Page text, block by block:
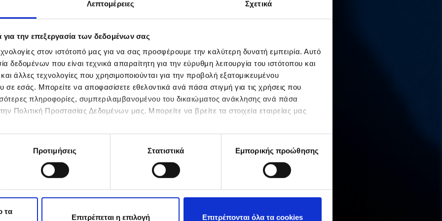
Λεπτομέρειες Σχετικά
για την επεξεργασία των δεδομένων σας
στον ιστότοπό μας για να σας προσφέρουμε την καλύτερη δυνατή εμπειρία. Αυτό
δεδομένων που είναι τεχνικά απαραίτητη για την εύρυθμη λειτουργία του ιστότοπου και
άλλες τεχνολογίες που χρησιμοποιούνται για την προβολή εξατομικευμένου
σε εσάς. Μπορείτε να αποφασίσετε εθελοντικά ανά πάσα στιγμή για τις χρήσεις που
πληροφορίες, συμπεριλαμβανομένου του δικαιώματος ανάκλησης ανά πάσα
Πολιτική Προστασίας Δεδομένων μας. Μπορείτε να βρείτε τα στοιχεία εταιρείας μας
Προτιμήσεις Στατιστικά Εμπορικής προώθησης
τα
Επιτρέπεται η επιλογή Επιτρέπονται όλα τα cookies
όλους